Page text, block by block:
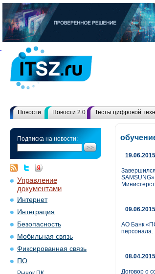
Новости Новости 2.0 Тесты цифровой
Подписка на новости:
Управление
документами
Интернет
Интеграция
Безопасность
Мобильная связь
Фиксированная связь
ПО
19.06.2015
09.06.2015
АО Банк
персонала.
08.04.2015
Договор о